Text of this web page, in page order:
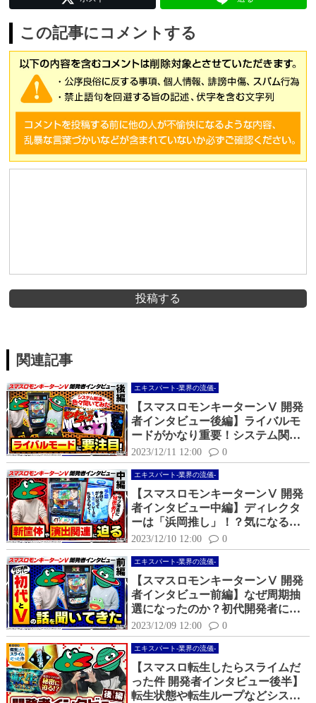
この記事にコメントする
投稿する
関連記事
エキスパート-業界の流儀-
【スマスロモンキーターンⅤ 開発
者インタビュー後編】ライバルモ
ードがかなり重要！システム関連
に迫る！
2023/12/11 12:00 0
エキスパート-業界の流儀-
【スマスロモンキーターンⅤ 開発
者インタビュー中編】ディレクタ
ーは「浜岡推し」！？気になる新
演出について聞いてみた
2023/12/10 12:00 0
エキスパート-業界の流儀-
【スマスロモンキーターンⅤ 開発
者インタビュー前編】なぜ周期抽
選になったのか？初代開発者に
「初代」と「Ⅴ」の話を聞いてみ
た
2023/12/09 12:00 0
エキスパート-業界の流儀-
【スマスロ転生したらスライムだ
った件 開発者インタビュー後半】
転生状態や転生ループなどシステ